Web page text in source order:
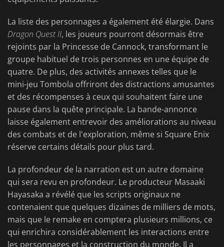
La liste des personnages a également été élargie. Dans
Dragon Quest II, les joueurs pourront désormais être
rejoints par la Princesse de Cannock, transformant le
groupe habituel de trois personnes en une équipe de
quatre. De plus, des activités annexes telles que le
mini-jeu Tombola offriront des distractions amusantes
et des récompenses à ceux qui souhaitent faire une
pause dans la quête principale. La bande-annonce
laisse également entrevoir des améliorations au niveau
des combats et de l'exploration, même si Square Enix
réserve certains détails pour plus tard.
La profondeur de la narration est un autre domaine
qui sera revu en profondeur. Le producteur Masaaki
Hayasaka a révélé que les scripts originaux ne
contenaient que quelques dizaines de milliers de mots,
mais que le remake en comptera plusieurs millions, ce
qui enrichira considérablement les interactions entre
les personnages et la construction du monde. Il a